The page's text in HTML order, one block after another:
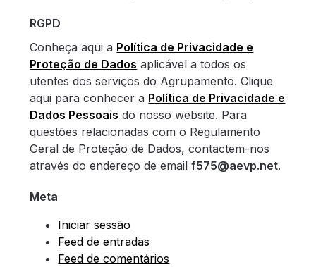
RGPD
Conheça aqui a Política de Privacidade e
Proteção de Dados aplicável a todos os
utentes dos serviços do Agrupamento. Clique
aqui para conhecer a Política de Privacidade e
Dados Pessoais do nosso website. Para
questões relacionadas com o Regulamento
Geral de Proteção de Dados, contactem-nos
através do endereço de emailf575@aevp.net.
Meta
Iniciar sessão
Feed de entradas
Feed de comentários